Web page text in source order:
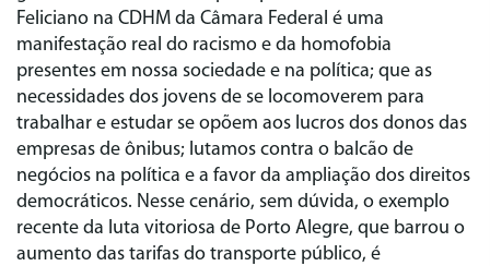
Feliciano na CDHM da Câmara Federal é uma
manifestação real do racismo e da homofobia
presentes em nossa sociedade e na política; que as
necessidades dos jovens de se locomoverem para
trabalhar e estudar se opõem aos lucros dos donos das
empresas de ônibus; lutamos contra o balcão de
negócios na política e a favor da ampliação dos direitos
democráticos. Nesse cenário, sem dúvida, o exemplo
recente da luta vitoriosa de Porto Alegre, que barrou o
aumento das tarifas do transporte público, é